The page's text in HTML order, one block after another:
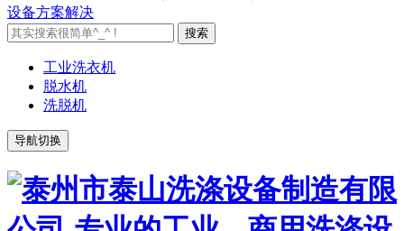
工业洗衣机
脱水机
洗脱机
导航切换